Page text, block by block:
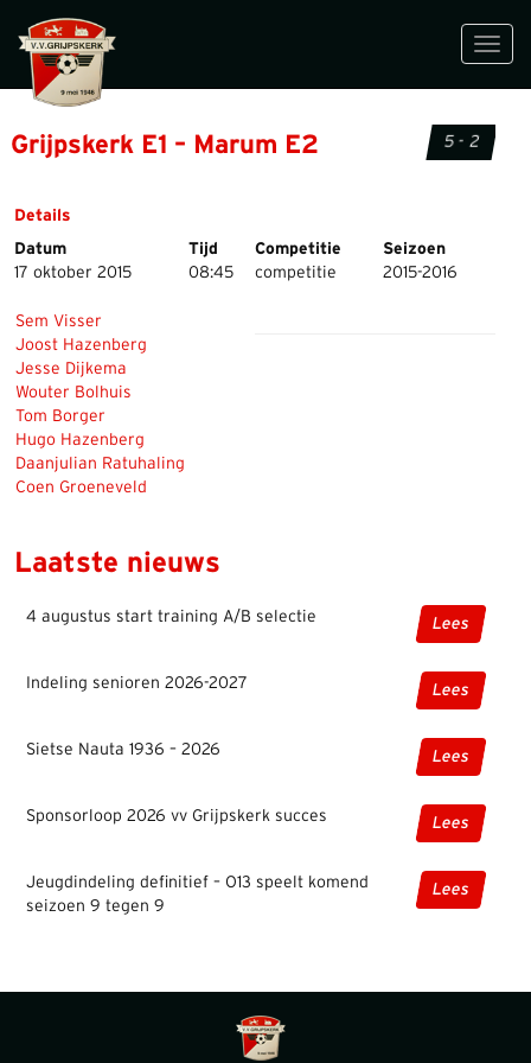
Grijpskerk E1 – Marum E2 5 - 2
Details
Datum
Tijd Competitie
Seizoen
17 oktober 2015
08:45 competitie 2015-2016
Sem Visser
Joost Hazenberg
Jesse Dijkema
Wouter Bolhuis
Tom Borger
Hugo Hazenberg
Daanjulian Ratuhaling
Coen Groeneveld
Laatste nieuws
4 augustus start training A/B selectie Lees
Indeling senioren 2026-2027 Lees
Sietse Nauta 1936 – 2026 Lees
Sponsorloop 2026 vv Grijpskerk succes Lees
Jeugdindeling definitief – O13 speelt komend
seizoen 9 tegen 9
Lees